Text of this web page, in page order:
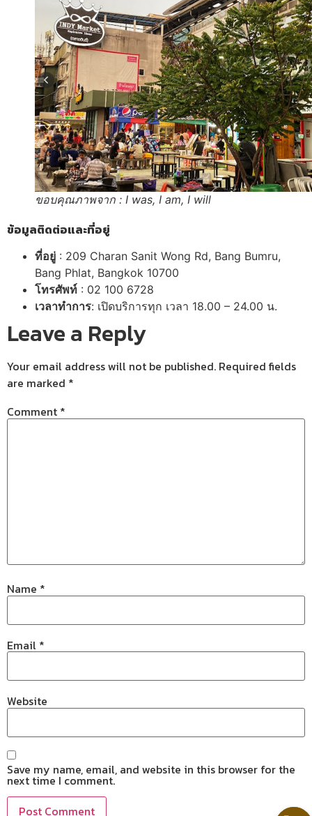
ขอบคุณภาพจาก : I was, I am, I will
ข้อมูลติดต่อและที่อยู่
ที่อยู่ : 209 Charan Sanit Wong Rd, Bang Bumru,
Bang Phlat, Bangkok 10700
โทรศัพท์ : 02 100 6728
เวลาทำการ: เปิดบริการทุก เวลา 18.00 – 24.00 น.
Leave a Reply
Your email address will not be published. Required fields
are marked *
Comment *
Name *
Email *
Website
Save my name, email, and website in this browser for the
next time I comment.